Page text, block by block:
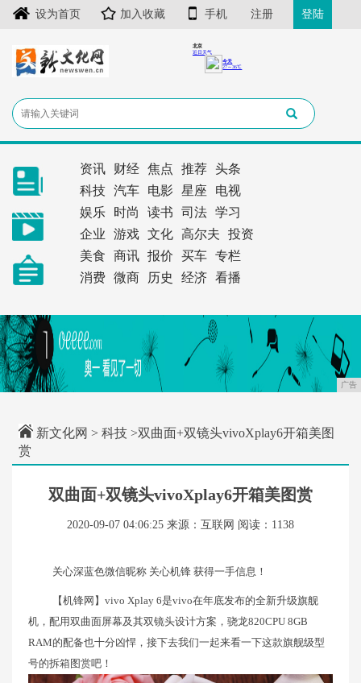
设为首页 加入收藏 手机 注册 登陆
资讯 财经 焦点 推荐
头条
科技
汽车 电影 星座
电视
娱乐
时尚 读书 司法
学习
企业
游戏 文化 高尔夫
投资
美食
商讯 报价 买车
专栏
消费
微商 历史 经济 看播
广告
新文化网 > 科技 >双曲面+双镜头vivoXplay6开箱美图
赏
双曲面+双镜头vivoXplay6开箱美图赏
2020-09-07 04:06:25 来源：互联网 阅读：1138
关心深蓝色微信昵称 关心机锋 获得一手信息！
【机锋网】vivo Xplay 6是vivo在年底发布的全新升级旗舰
机，配用双曲面屏幕及其双镜头设计方案，骁龙820CPU 8GB
RAM的配备也十分凶悍，接下去我们一起来看一下这款旗舰级型
号的拆箱图赏吧！